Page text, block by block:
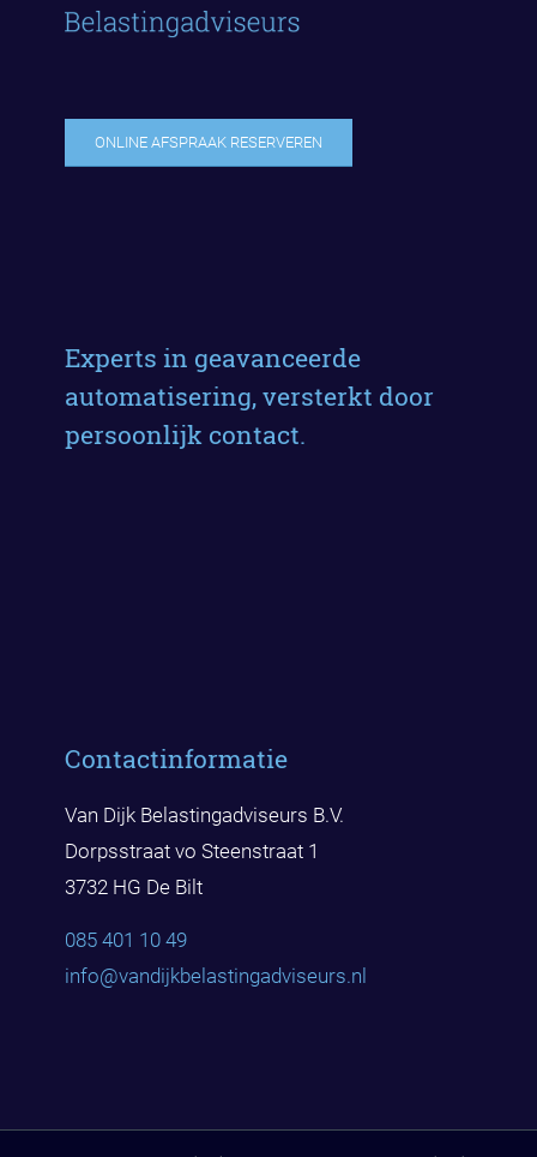
ONLINE AFSPRAAK RESERVEREN
Experts in geavanceerde
automatisering, versterkt door
persoonlijk contact.
Contactinformatie
Van Dijk Belastingadviseurs B.V.
Dorpsstraat vo Steenstraat 1
3732 HG De Bilt
085 401 10 49
info@vandijkbelastingadviseurs.nl